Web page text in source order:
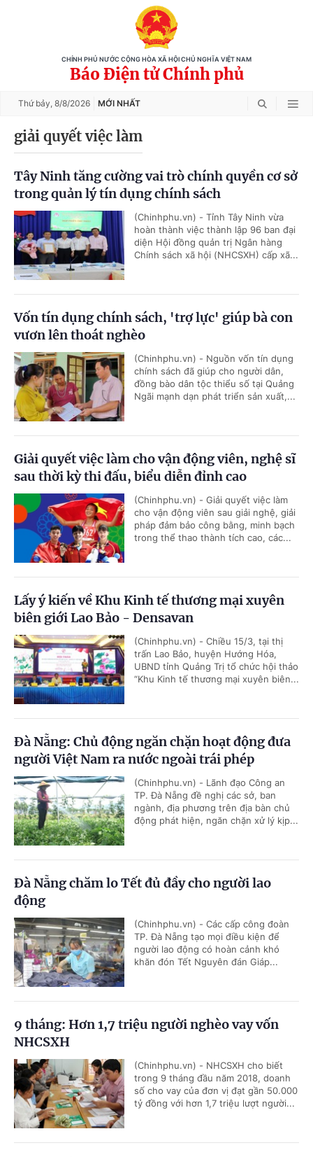
CHÍNH PHỦ NƯỚC CỘNG HÒA XÃ HỘI CHỦ NGHĨA VIỆT NAM
Báo Điện tử Chính phủ
Thứ bảy, 8/8/2026 MỚI NHẤT
giải quyết việc làm
Tây Ninh tăng cường vai trò chính quyền cơ sở
trong quản lý tín dụng chính sách
(Chinhphu.vn) - Tỉnh Tây Ninh vừa
hoàn thành việc thành lập 96 ban đại
diện Hội đồng quản trị Ngân hàng
Chính sách xã hội (NHCSXH) cấp xã...
Vốn tín dụng chính sách, 'trợ lực' giúp bà con
vươn lên thoát nghèo
(Chinhphu.vn) - Nguồn vốn tín dụng
chính sách đã giúp cho người dân,
đồng bào dân tộc thiểu số tại Quảng
Ngãi mạnh dạn phát triển sản xuất,...
Giải quyết việc làm cho vận động viên, nghệ sĩ
sau thời kỳ thi đấu, biểu diễn đỉnh cao
(Chinhphu.vn) - Giải quyết việc làm
cho vận động viên sau giải nghệ, giải
pháp đảm bảo công bằng, minh bạch
trong thể thao thành tích cao, các...
Lấy ý kiến về Khu Kinh tế thương mại xuyên
biên giới Lao Bảo - Densavan
(Chinhphu.vn) - Chiều 15/3, tại thị
trấn Lao Bảo, huyện Hướng Hóa,
UBND tỉnh Quảng Trị tổ chức hội thảo
“Khu Kinh tế thương mại xuyên biên...
Đà Nẵng: Chủ động ngăn chặn hoạt động đưa
người Việt Nam ra nước ngoài trái phép
(Chinhphu.vn) - Lãnh đạo Công an
TP. Đà Nẵng đề nghị các sở, ban
ngành, địa phương trên địa bàn chủ
động phát hiện, ngăn chặn xử lý kịp...
Đà Nẵng chăm lo Tết đủ đầy cho người lao
động
(Chinhphu.vn) - Các cấp công đoàn
TP. Đà Nẵng tạo mọi điều kiện để
người lao động có hoàn cảnh khó
khăn đón Tết Nguyên đán Giáp...
9 tháng: Hơn 1,7 triệu người nghèo vay vốn
NHCSXH
(Chinhphu.vn) - NHCSXH cho biết
trong 9 tháng đầu năm 2018, doanh
số cho vay của đơn vị đạt gần 50.000
tỷ đồng với hơn 1,7 triệu lượt người...